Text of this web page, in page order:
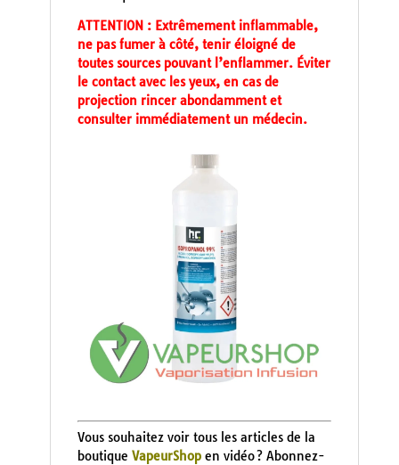
ATTENTION : Extrêmement inflammable,
ne pas fumer à côté, tenir éloigné de
toutes sources pouvant l’enflammer. Éviter
le contact avec les yeux, en cas de
projection rincer abondamment et
consulter immédiatement un médecin.
Vous souhaitez voir tous les articles de la
boutique VapeurShopen vidéo ? Abonnez-